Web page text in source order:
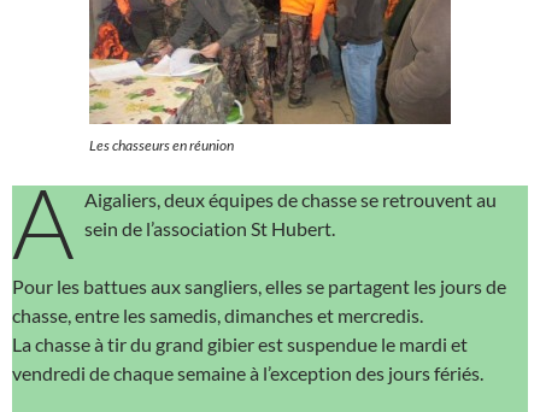
Les chasseurs en réunion
A Aigaliers, deux équipes de chasse se retrouvent au
sein de l’association St Hubert.
Pour les battues aux sangliers, elles se partagent les jours de
chasse, entre les samedis, dimanches et mercredis.
La chasse à tir du grand gibier est suspendue le mardi et
vendredi de chaque semaine à l’exception des jours fériés.